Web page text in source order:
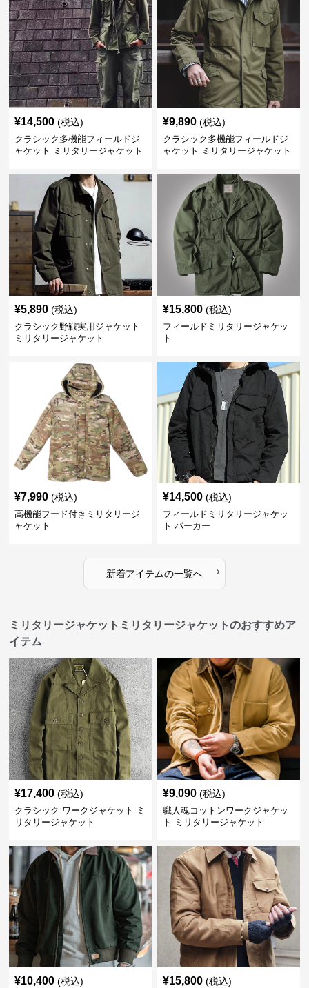
¥14,500 (税込)
クラシック多機能フィールドジ
ャケット ミリタリージャケット
¥9,890 (税込)
クラシック多機能フィールドジ
ャケット ミリタリージャケット
¥5,890 (税込)
クラシック野戦実用ジャケット
ミリタリージャケット
¥15,800 (税込)
フィールドミリタリージャケッ
ト
¥7,990 (税込)
高機能フード付きミリタリージ
ャケット
¥14,500 (税込)
フィールドミリタリージャケッ
ト パーカー
新着アイテムの一覧へ ›
ミリタリージャケットミリタリージャケットのおすすめア
イテム
¥17,400 (税込)
クラシック ワークジャケット ミ
リタリージャケット
¥9,090 (税込)
職人魂コットンワークジャケッ
ト ミリタリージャケット
¥10,400 (税込) ¥15,800 (税込)